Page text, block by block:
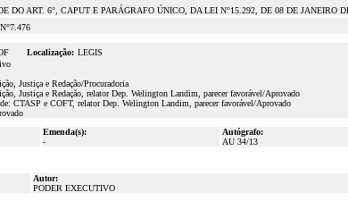
DO ART. 6°, CAPUT E PARÁGRAFO ÚNICO, DA LEI N°15.292, DE 08 DE JANEIRO
Localização: LEGIS
Justiça e Redação/Procuradoria
Justiça e Redação, relator Dep. Welington Landim, parecer favorável/Aprovado
CTASP e COFT, relator Dep. Welington Landim, parecer favorável/Aprovado
Emenda(s):
-
Autógrafo:
AU 34/13
Autor:
PODER EXECUTIVO